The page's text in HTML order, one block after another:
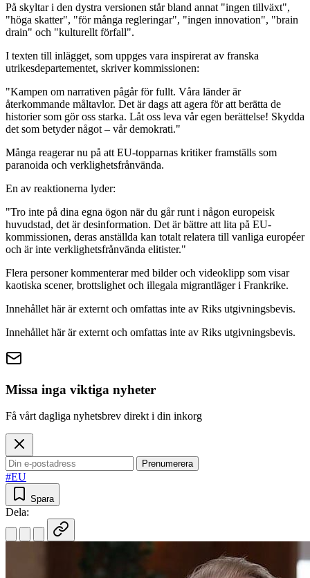
På skyltar i den dystra versionen står bland annat "ingen tillväxt",
"höga skatter", "för många regleringar", "ingen innovation", "brain
drain" och "kulturellt förfall".
I texten till inlägget, som uppges vara inspirerat av franska
utrikesdepartementet, skriver kommissionen:
"Kampen om narrativen pågår för fullt. Våra länder är
återkommande måltavlor. Det är dags att agera för att berätta de
historier som gör oss starka. Låt oss leva vår egen berättelse! Skydda
det som betyder något – vår demokrati."
Många reagerar nu på att EU-topparnas kritiker framställs som
paranoida och verklighetsfrånvända.
En av reaktionerna lyder:
"Tro inte på dina egna ögon när du går runt i någon europeisk
huvudstad, det är desinformation. Det är bättre att lita på EU-
kommissionen, deras anställda kan totalt relatera till vanliga européer
och är inte verklighetsfrånvända elitister."
Flera personer kommenterar med bilder och videoklipp som visar
kaotiska scener, brottslighet och illegala migrantläger i Frankrike.
Innehållet här är externt och omfattas inte av Riks utgivningsbevis.
Innehållet här är externt och omfattas inte av Riks utgivningsbevis.
Missa inga viktiga nyheter
Få vårt dagliga nyhetsbrev direkt i din inkorg
Prenumerera
#EU
Spara
Dela: